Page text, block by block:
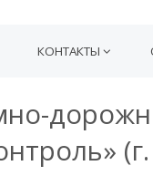
КОНТАКТЫ